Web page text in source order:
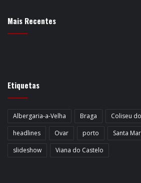
Mais Recentes
Etiquetas
Albergaria-a-Velha Braga Coliseu
headlines
Ovar porto
Santa
slideshow
Viana do Castelo